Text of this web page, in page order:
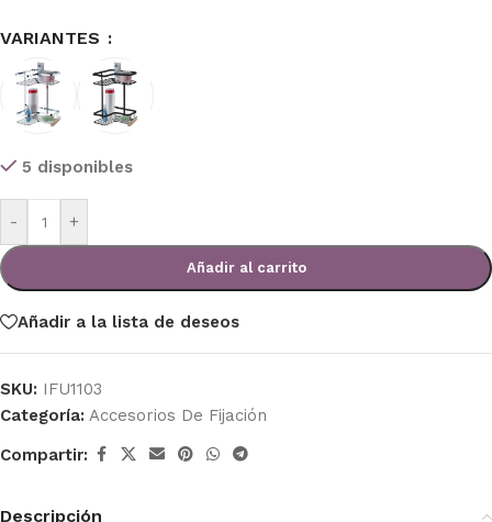
VARIANTES
5 disponibles
- +
Añadir al carrito
Añadir a la lista de deseos
SKU: IFU1103
Categoría: Accesorios De Fijación
Compartir:
Descripción